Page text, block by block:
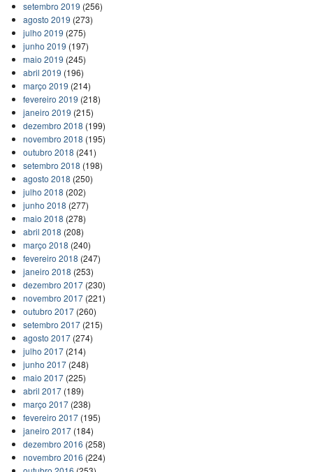
setembro 2019 (256)
agosto 2019 (273)
julho 2019 (275)
junho 2019 (197)
maio 2019 (245)
abril 2019 (196)
março 2019 (214)
fevereiro 2019 (218)
janeiro 2019 (215)
dezembro 2018 (199)
novembro 2018 (195)
outubro 2018 (241)
setembro 2018 (198)
agosto 2018 (250)
julho 2018 (202)
junho 2018 (277)
maio 2018 (278)
abril 2018 (208)
março 2018 (240)
fevereiro 2018 (247)
janeiro 2018 (253)
dezembro 2017(230)
novembro 2017(221)
outubro 2017(260)
setembro 2017(215)
agosto 2017(274)
julho 2017(214)
junho 2017(248)
maio 2017(225)
abril 2017(189)
março 2017(238)
fevereiro 2017(195)
janeiro 2017(184)
dezembro 2016 (258)
novembro 2016 (224)